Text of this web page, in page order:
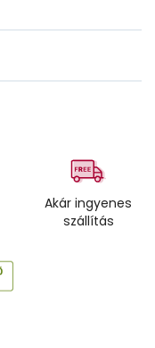
Akár ingyenes
szállítás